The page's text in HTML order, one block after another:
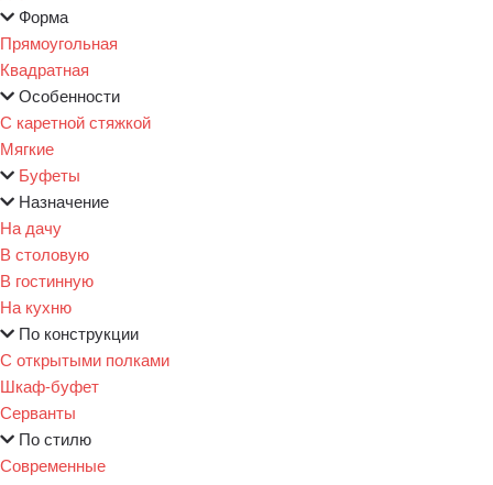
Форма
Прямоугольная
Квадратная
Особенности
С каретной стяжкой
Мягкие
Буфеты
Назначение
На дачу
В столовую
В гостинную
На кухню
По конструкции
С открытыми полками
Шкаф-буфет
Серванты
По стилю
Современные